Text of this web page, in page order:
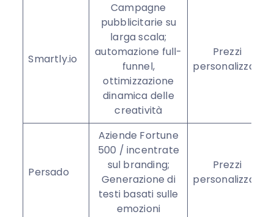
Smartly.io
Campagne
pubblicitarie su
larga scala;
automazione full-
funnel,
ottimizzazione
dinamica delle
creatività
Prezzi
personalizzati
Persado
Aziende Fortune
500 / incentrate
sul branding;
Generazione di
testi basati sulle
emozioni
Prezzi
personalizzati